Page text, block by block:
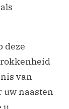
deze
van
uw naasten
u